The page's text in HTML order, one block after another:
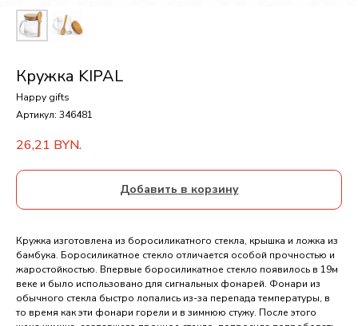
Кружка KIPAL
Happy gifts
Артикул: 346481
26,21 BYN.
Добавить в корзину
Кружка изготовлена из боросиликатного стекла, крышка и ложка из
бамбука. Боросиликатное стекло отличается особой прочностью и
жаростойкостью. Впервые боросиликатное стекло появилось в 19м
веке и было использовано для сигнальных фонарей. Фонари из
обычного стекла быстро лопались из-за перепада температуры, в
то время как эти фонари горели и в зимнюю стужу. После этого